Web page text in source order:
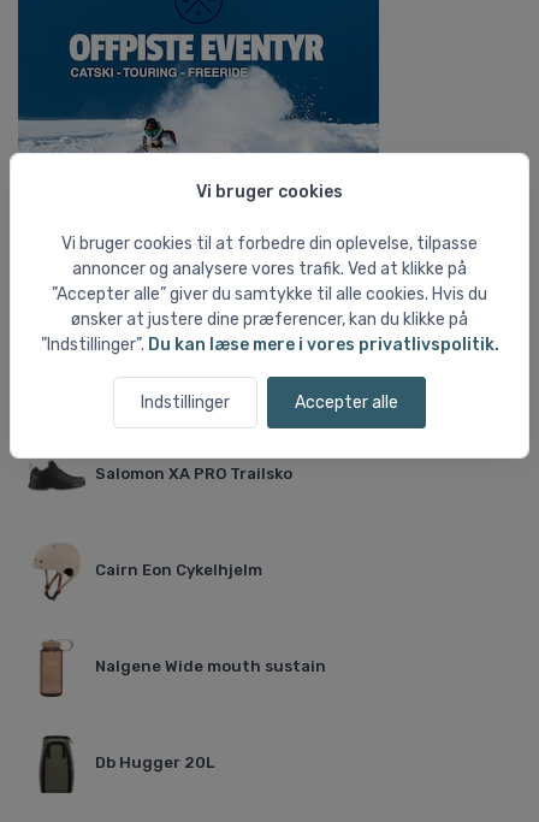
Vi bruger cookies
Vi bruger cookies til at forbedre din oplevelse, tilpasse
annoncer og analysere vores trafik. Ved at klikke på
”Accepter alle” giver du samtykke til alle cookies. Hvis du
ønsker at justere dine præferencer, kan du klikke på
”Indstillinger”. Du kan læse mere i vores privatlivspolitik.
Indstillinger Accepter alle
Aktuelt fra shoppen
Feldten Vask + Imprægnerings pakke 2x500 ml
Salomon XA PRO Trailsko
Cairn Eon Cykelhjelm
Nalgene Wide mouth sustain
Db Hugger 20L